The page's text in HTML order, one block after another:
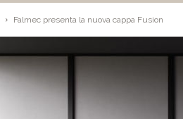
Falmec presenta la nuova cappa Fusion